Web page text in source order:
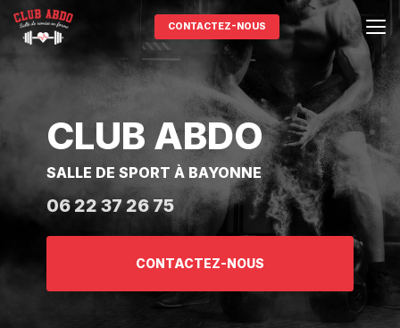
Aller
contenu
CONTACTEZ-NOUS
CLUB ABDO
SALLE DE SPORT À BAYONNE
06 22 37 26 75
CONTACTEZ-NOUS